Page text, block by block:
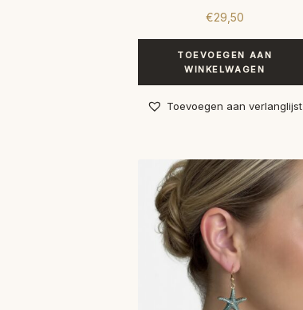
€29,50
TOEVOEGEN AAN
WINKELWAGEN
Toevoegen aan verlanglijst